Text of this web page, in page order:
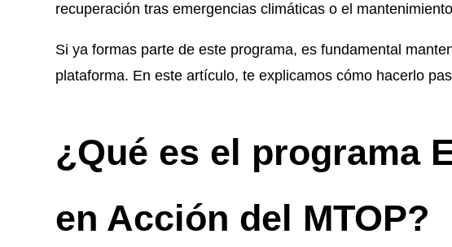
recuperación tras emergencias climáticas o el
Si ya formas parte de este programa, es fundamental
plataforma. En este artículo, te explicamos cómo hacerlo
¿Qué es el programa
en Acción del MTOP?